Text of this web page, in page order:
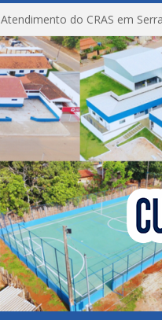
Atendimento do CRAS em